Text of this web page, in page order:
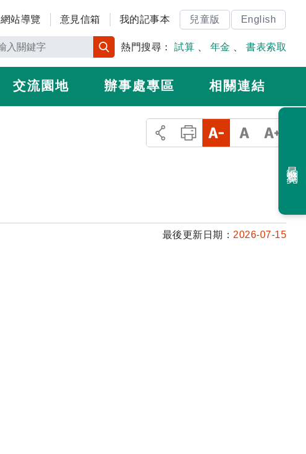
網站導覽 意見信箱 我的記事本 兒童版 English
熱門搜尋： 試算 年金 書表索取
交流園地 辦事處專區 相關連結
最後更新日期： 2026-07-15